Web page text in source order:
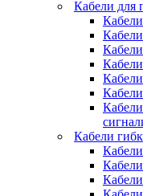
Кабели для
Кабели